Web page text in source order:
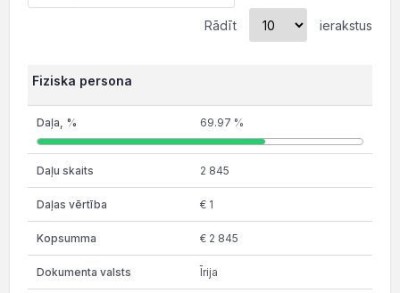
Rādīt ierakstus
Fiziska persona
69.97 %
2 845
€ 1
€ 2 845
Īrija